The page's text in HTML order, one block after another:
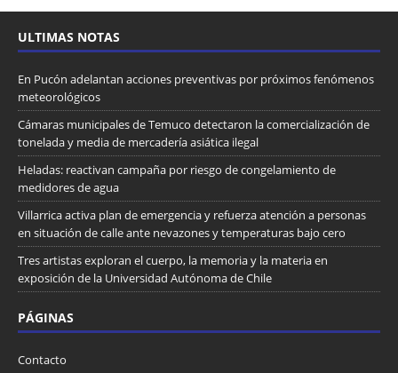
ULTIMAS NOTAS
En Pucón adelantan acciones preventivas por próximos fenómenos
meteorológicos
Cámaras municipales de Temuco detectaron la comercialización de
tonelada y media de mercadería asiática ilegal
Heladas: reactivan campaña por riesgo de congelamiento de
medidores de agua
Villarrica activa plan de emergencia y refuerza atención a personas
en situación de calle ante nevazones y temperaturas bajo cero
Tres artistas exploran el cuerpo, la memoria y la materia en
exposición de la Universidad Autónoma de Chile
PÁGINAS
Contacto